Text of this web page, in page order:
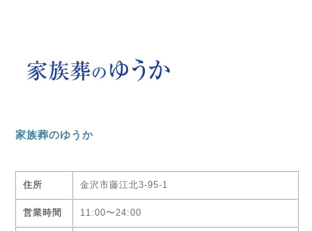
家族葬のゆうか
住所 金沢市藤江北3-95-1
営業時間 11:00〜24:00